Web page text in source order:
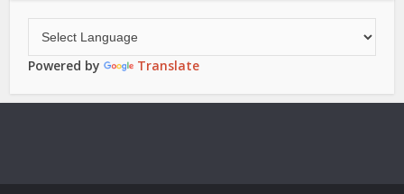
Powered by Translate